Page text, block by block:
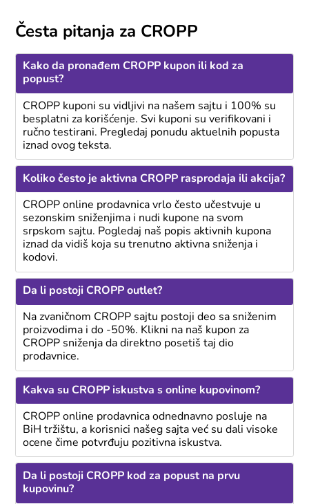
Česta pitanja za CROPP
Kako da pronađem CROPP kupon ili kod za
popust?
CROPP kuponi su vidljivi na našem sajtu i 100% su
besplatni za korišćenje. Svi kuponi su verifikovani i
ručno testirani. Pregledaj ponudu aktuelnih popusta
iznad ovog teksta.
Koliko često je aktivna CROPP rasprodaja ili akcija?
CROPP online prodavnica vrlo često učestvuje u
sezonskim sniženjima i nudi kupone na svom
srpskom sajtu. Pogledaj naš popis aktivnih kupona
iznad da vidiš koja su trenutno aktivna sniženja i
kodovi.
Da li postoji CROPP outlet?
Na zvaničnom CROPP sajtu postoji deo sa sniženim
proizvodima i do -50%. Klikni na naš kupon za
CROPP sniženja da direktno posetiš taj dio
prodavnice.
Kakva su CROPP iskustva s online kupovinom?
CROPP online prodavnica odnednavno posluje na
BiH tržištu, a korisnici našeg sajta već su dali visoke
ocene čime potvrđuju pozitivna iskustva.
Da li postoji CROPP kod za popust na prvu
kupovinu?